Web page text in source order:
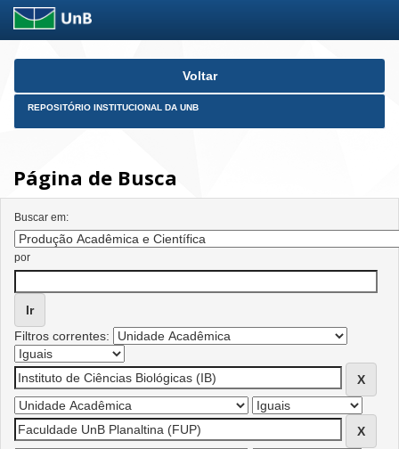
Skip
Voltar
REPOSITÓRIO INSTITUCIONAL DA UNB
Página de Busca
Buscar em:
por
Filtros correntes: